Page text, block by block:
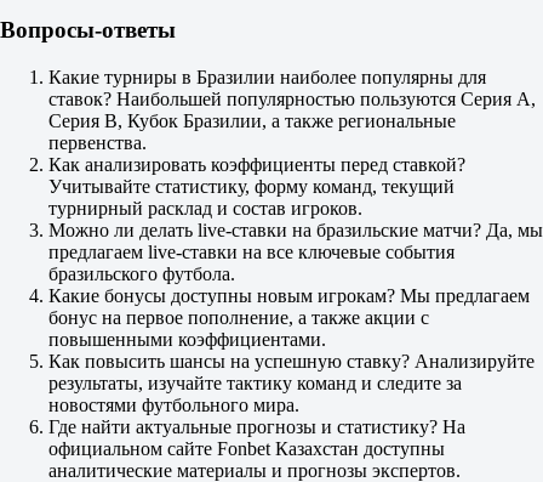
1.85
1.85
11.5
ИТ 1
ИТ 2
Вопросы-ответы
Какие турниры в Бразилии наиболее популярны для
ставок? Наибольшей популярностью пользуются Серия A,
Серия B, Кубок Бразилии, а также региональные
первенства.
Как анализировать коэффициенты перед ставкой?
Учитывайте статистику, форму команд, текущий
турнирный расклад и состав игроков.
Можно ли делать live-ставки на бразильские матчи? Да, мы
предлагаем live-ставки на все ключевые события
бразильского футбола.
Какие бонусы доступны новым игрокам? Мы предлагаем
бонус на первое пополнение, а также акции с
повышенными коэффициентами.
Как повысить шансы на успешную ставку? Анализируйте
результаты, изучайте тактику команд и следите за
новостями футбольного мира.
Где найти актуальные прогнозы и статистику? На
официальном сайте Fonbet Казахстан доступны
аналитические материалы и прогнозы экспертов.